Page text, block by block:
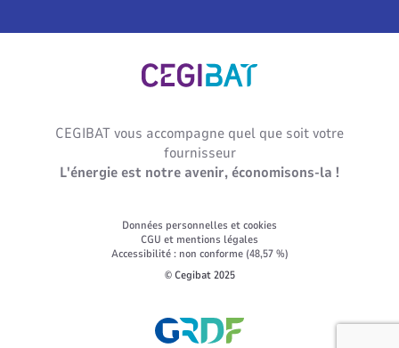
Cegibat, accueil
CEGIBAT vous accompagne quel que soit votre
fournisseur
L'énergie est notre avenir, économisons-la !
Données personnelles et cookies
CGU et mentions légales
Accessibilité : non conforme (48,57 %)
© Cegibat 2025
Lien vers le site GRDF.fr. Nouvel